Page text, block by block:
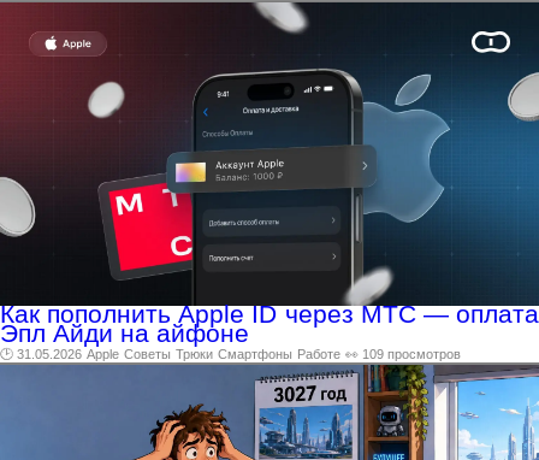
Как пополнить Apple ID через МТС — оплата
Эпл Айди на айфоне
🕑 31.05.2026 Apple Советы Трюки Смартфоны Работе 👀 109 просмотров